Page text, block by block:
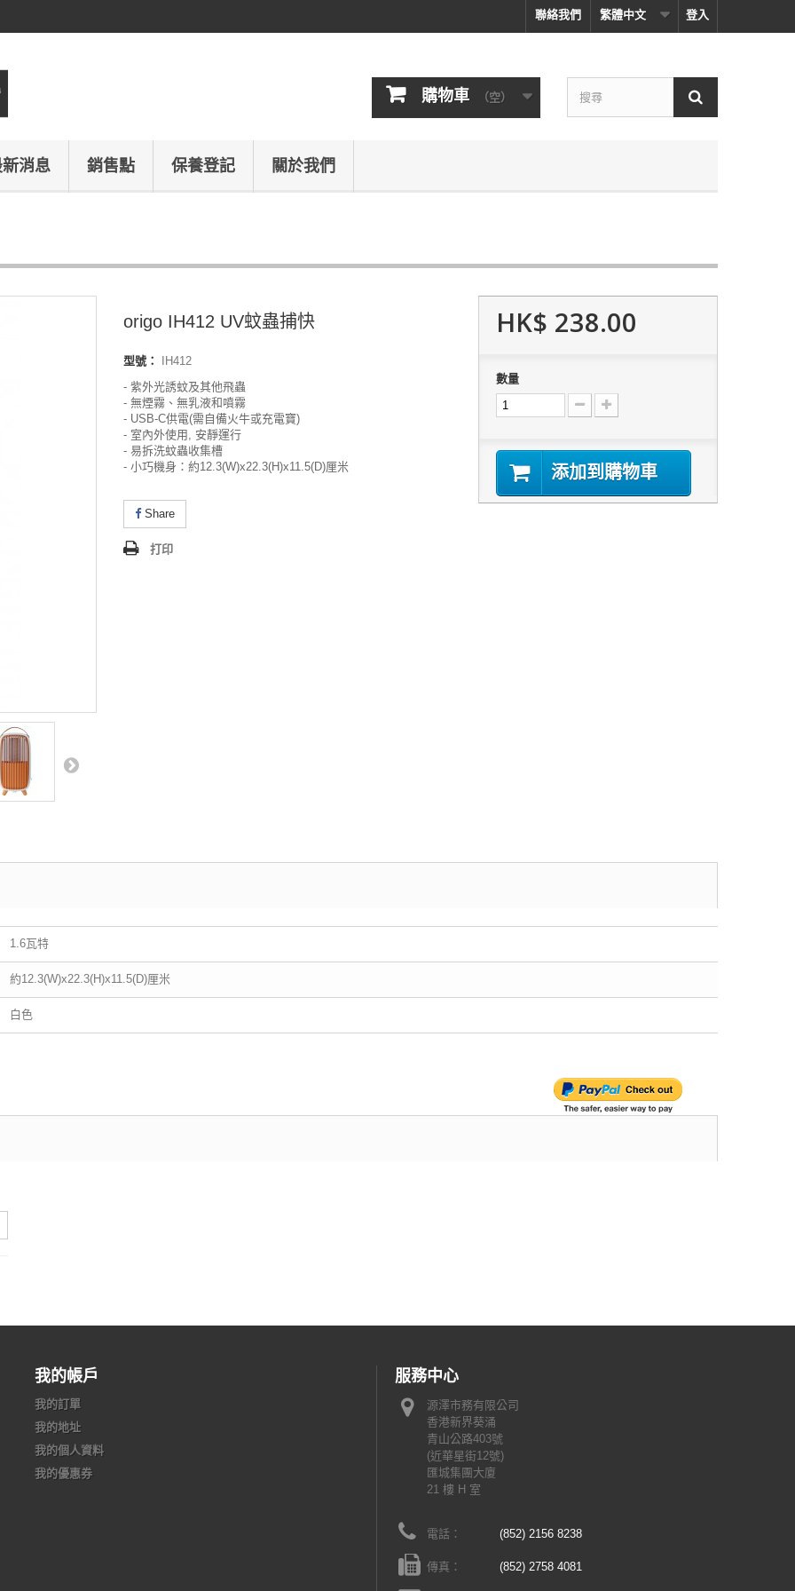
登入
繁體中文
聯絡我們
購物車 （空）
消息 銷售點 保養登記 關於我們
origo IH412 UV蚊蟲捕快
型號：
IH412
- 紫外光誘蚊及其他飛蟲
- 無煙霧、無乳液和噴霧
- USB-C供電(需自備火牛或充電寶)
- 室內外使用, 安靜運行
- 易拆洗蚊蟲收集槽
- 小巧機身：約12.3(W)x22.3(H)x11.5(D)厘米
Share
打印
HK$ 238.00
數量
添加到購物車
1.6瓦特
約12.3(W)x22.3(H)x11.5(D)厘米
白色
我的帳戶
我的訂單
我的地址
我的個人資料
我的優惠券
服務中心
源澤市務有限公司
香港新界葵涌
青山公路403號
(近華星街12號)
匯城集團大廈
21 樓 H 室
電話： (852) 2156 8238
傳真： (852) 2758 4081